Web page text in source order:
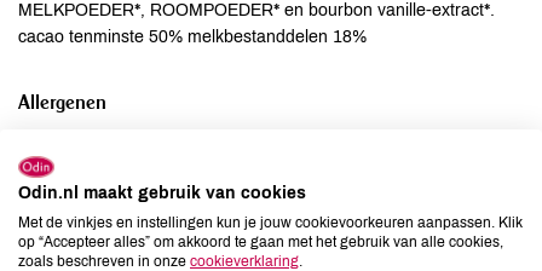
MELKPOEDER*, ROOMPOEDER* en bourbon vanille-extract*.
cacao tenminste 50% melkbestanddelen 18%
Allergenen
Ei
Gluten
kan bevatten
Lactose
aanwezig
Odin.nl maakt gebruik van cookies
Met de vinkjes en instellingen kun je jouw cookievoorkeuren aanpassen. Klik
op “Accepteer alles” om akkoord te gaan met het gebruik van alle cookies,
zoals beschreven in onze cookieverklaring.